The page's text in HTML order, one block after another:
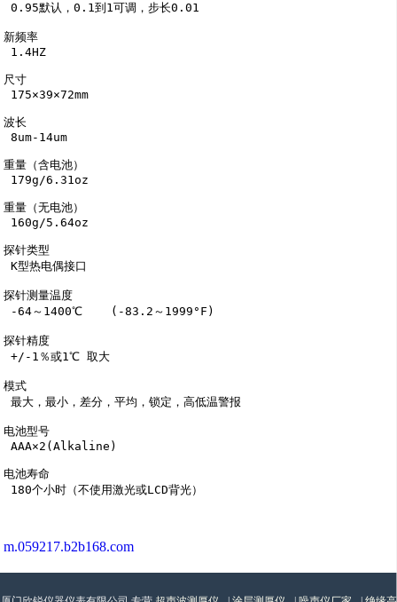
0.95默认，0.1到1可调，步长0.01
新频率
尺寸
波长
8um-14um
重量（含电池）
重量（无电池）
探针类型
K型热电偶接口
探针测量温度
探针精度
+/-1％或1℃ 取大
模式
最大，最小，差分，平均，锁定，高低温警报
电池型号
AAA×2(Alkaline)
电池寿命
m.059217.b2b168.com